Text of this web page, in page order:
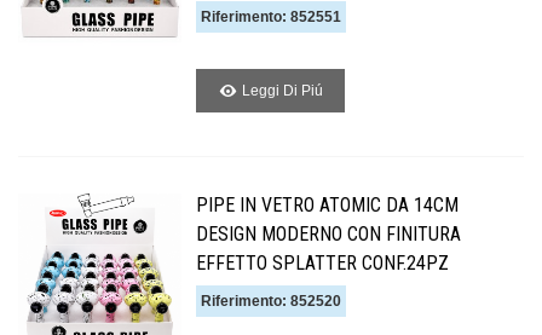
Riferimento: 852551
Leggi Di Piú
PIPE IN VETRO ATOMIC DA 14CM
DESIGN MODERNO CON FINITURA
EFFETTO SPLATTER CONF.24PZ
Riferimento: 852520